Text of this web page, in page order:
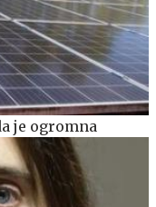
je ogromna